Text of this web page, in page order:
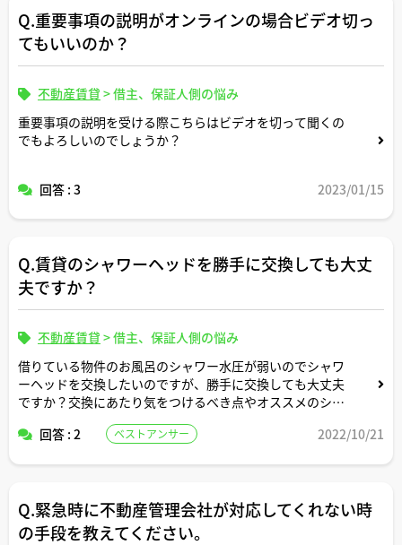
Q.重要事項の説明がオンラインの場合ビデオ切っ
てもいいのか？
不動産賃貸 >借主、保証人側の悩み
重要事項の説明を受ける際こちらはビデオを切って聞くの
でもよろしいのでしょうか？
回答 : 3 2023/01/15
Q.賃貸のシャワーヘッドを勝手に交換しても大丈
夫ですか？
不動産賃貸 >借主、保証人側の悩み
借りている物件のお風呂のシャワー水圧が弱いのでシャワ
ーヘッドを交換したいのですが、勝手に交換しても大丈夫
ですか？交換にあたり気をつけるべき点やオススメのシャ
回答 : 2
ベストアンサー 2022/10/21
Q.緊急時に不動産管理会社が対応してくれない時
の手段を教えてください。